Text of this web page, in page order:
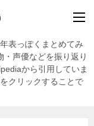
表っぽくまとめてみ
・声優などを振り返り
から引用していま
クリックすることで